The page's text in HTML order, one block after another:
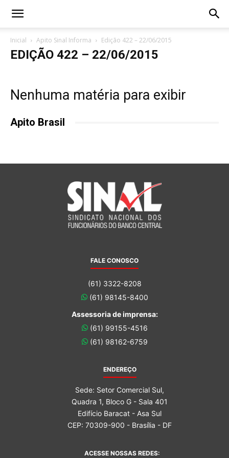
Inicial Apito Sinal Informa Edição 422 – 22/06/2015
EDIÇÃO 422 – 22/06/2015
Nenhuma matéria para exibir
Apito Brasil
FALE CONOSCO
(61) 3322-8208
(61) 98145-8400
Assessoria de imprensa:
(61) 99155-4516
(61) 98162-6759
ENDEREÇO
Sede: Setor Comercial Sul,
Quadra 1, Bloco G - Sala 401
Edifício Baracat - Asa Sul
CEP: 70309-900 - Brasília - DF
ACESSE NOSSAS REDES: